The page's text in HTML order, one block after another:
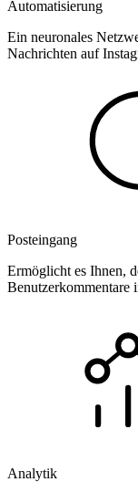
Automatisierung
Ein neuronales
Nachrichten auf
Posteingang
Ermöglicht es Ihnen,
Benutzerkommentare
Analytik